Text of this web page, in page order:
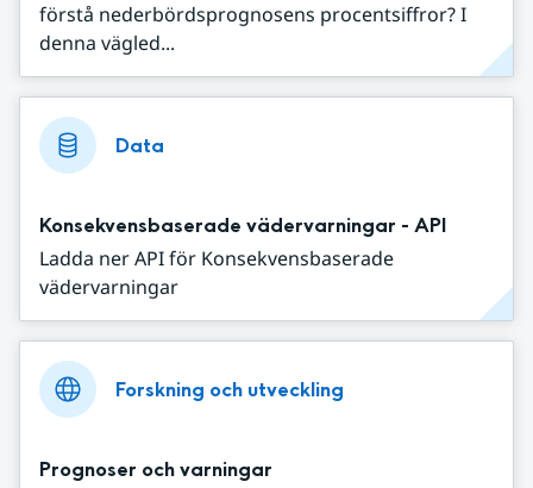
förstå nederbördsprognosens procentsiffror? I
denna vägled...
Data
Konsekvensbaserade vädervarningar - API
Ladda ner API för Konsekvensbaserade
vädervarningar
Forskning och utveckling
Prognoser och varningar